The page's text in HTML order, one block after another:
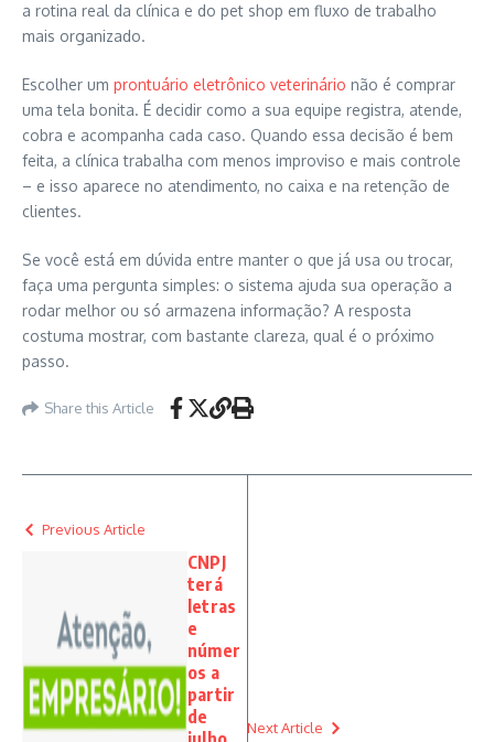
a rotina real da clínica e do pet shop em fluxo de trabalho
mais organizado.
Escolher um prontuário eletrônico veterinário não é comprar
uma tela bonita. É decidir como a sua equipe registra, atende,
cobra e acompanha cada caso. Quando essa decisão é bem
feita, a clínica trabalha com menos improviso e mais controle
– e isso aparece no atendimento, no caixa e na retenção de
clientes.
Se você está em dúvida entre manter o que já usa ou trocar,
faça uma pergunta simples: o sistema ajuda sua operação a
rodar melhor ou só armazena informação? A resposta
costuma mostrar, com bastante clareza, qual é o próximo
passo.
Share this Article
Previous Article
CNPJ
terá
letras
e
númer
os a
partir
de
Next Article